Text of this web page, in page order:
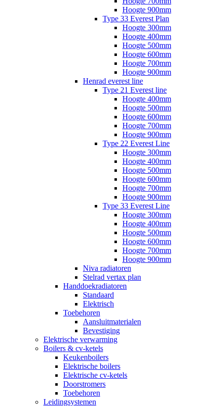
Hoogte 900mm
Type 33 Everest Plan
Hoogte 300mm
Hoogte 400mm
Hoogte 500mm
Hoogte 600mm
Hoogte 700mm
Hoogte 900mm
Henrad everest line
Type 21 Everest line
Hoogte 400mm
Hoogte 500mm
Hoogte 600mm
Hoogte 700mm
Hoogte 900mm
Type 22 Everest Line
Hoogte 300mm
Hoogte 400mm
Hoogte 500mm
Hoogte 600mm
Hoogte 700mm
Hoogte 900mm
Type 33 Everest Line
Hoogte 300mm
Hoogte 400mm
Hoogte 500mm
Hoogte 600mm
Hoogte 700mm
Hoogte 900mm
Niva radiatoren
Stelrad vertax plan
Handdoekradiatoren
Standaard
Elektrisch
Toebehoren
Aansluitmaterialen
Bevestiging
Elektrische verwarming
Boilers & cv-ketels
Keukenboilers
Elektrische boilers
Elektrische cv-ketels
Doorstromers
Toebehoren
Leidingsystemen